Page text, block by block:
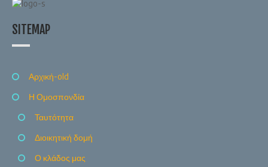
SITEMAP
Αρχική-old
Η Ομοσπονδία
Ταυτότητα
Διοικητική δομή
Ο κλάδος μας